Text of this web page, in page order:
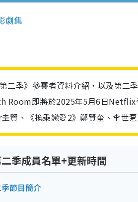
劇集
二季》參賽者資料介紹，以及第二
Room即將於2025年5月6日
賢、《換乘戀愛2》鄭賢奎、李世
季成員名單+更新時間
季節目簡介